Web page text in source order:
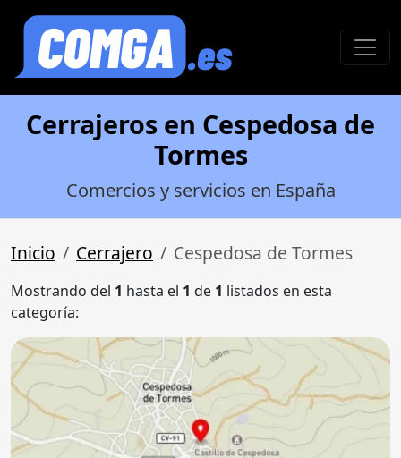
Cerrajeros en Cespedosa de
Tormes
Comercios y servicios en España
Inicio Cerrajero Cespedosa de Tormes
Mostrando del 1 hasta el 1 de 1 listados en esta
categoría: